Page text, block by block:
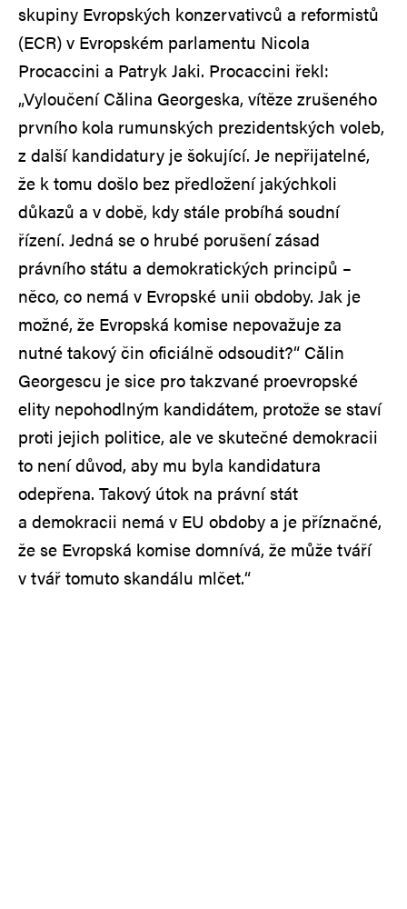
skupiny Evropských konzervativců a reformistů
(ECR) v Evropském parlamentu Nicola
Procaccini a Patryk Jaki. Procaccini řekl:
„Vyloučení Călina Georgeska, vítěze zrušeného
prvního kola rumunských prezidentských voleb,
z další kandidatury je šokující. Je nepřijatelné,
že k tomu došlo bez předložení jakýchkoli
důkazů a v době, kdy stále probíhá soudní
řízení. Jedná se o hrubé porušení zásad
právního státu a demokratických principů –
něco, co nemá v Evropské unii obdoby. Jak je
možné, že Evropská komise nepovažuje za
nutné takový čin oficiálně odsoudit?“ Călin
Georgescu je sice pro takzvané proevropské
elity nepohodlným kandidátem, protože se staví
proti jejich politice, ale ve skutečné demokracii
to není důvod, aby mu byla kandidatura
odepřena. Takový útok na právní stát
a demokracii nemá v EU obdoby a je příznačné,
že se Evropská komise domnívá, že může tváří
v tvář tomuto skandálu mlčet.“